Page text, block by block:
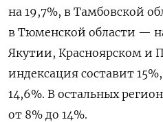
на 19,7%, в Тамбовской
в Тюменской области —
Якутии, Красноярском и
индексация составит
14,6%. В остальных
от 8% до 14%.